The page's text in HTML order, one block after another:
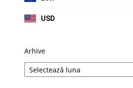
USD
Arhive